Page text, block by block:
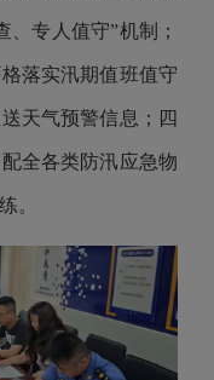
专人值守”机制；
落实汛期值班值守
天气预警信息；四
全各类防汛应急物
。